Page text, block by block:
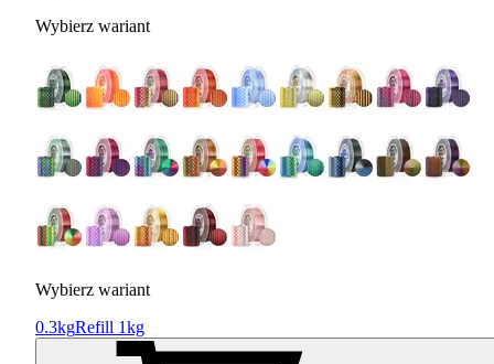
Wybierz wariant
Wybierz wariant
0.3kgRefill 1kg